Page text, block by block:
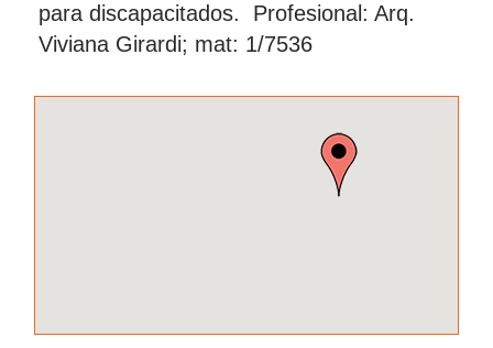
para discapacitados. Profesional: Arq.
Viviana Girardi; mat: 1/7536